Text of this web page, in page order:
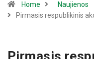
Home
Naujienos
Pirmasis respublikinis